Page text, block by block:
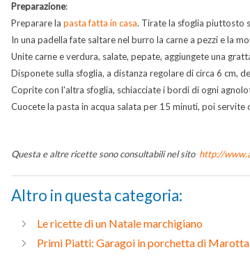
Preparazione:
Preparare la pasta fatta in casa. Tirate la sfoglia piuttosto
In una padella fate saltare nel burro la carne a pezzi e la
Unite carne e verdura, salate, pepate, aggiungete una
Disponete sulla sfoglia, a distanza regolare di circa 6 cm,
Coprite con l'altra sfoglia, schiacciate i bordi di ogni
Cuocete la pasta in acqua salata per 15 minuti, poi
Questa e altre ricette sono consultabili nel sito http://
Altro in questa categoria:
Le ricette di un Natale marchigiano
Primi Piatti: Garagoi in porchetta di Marotta